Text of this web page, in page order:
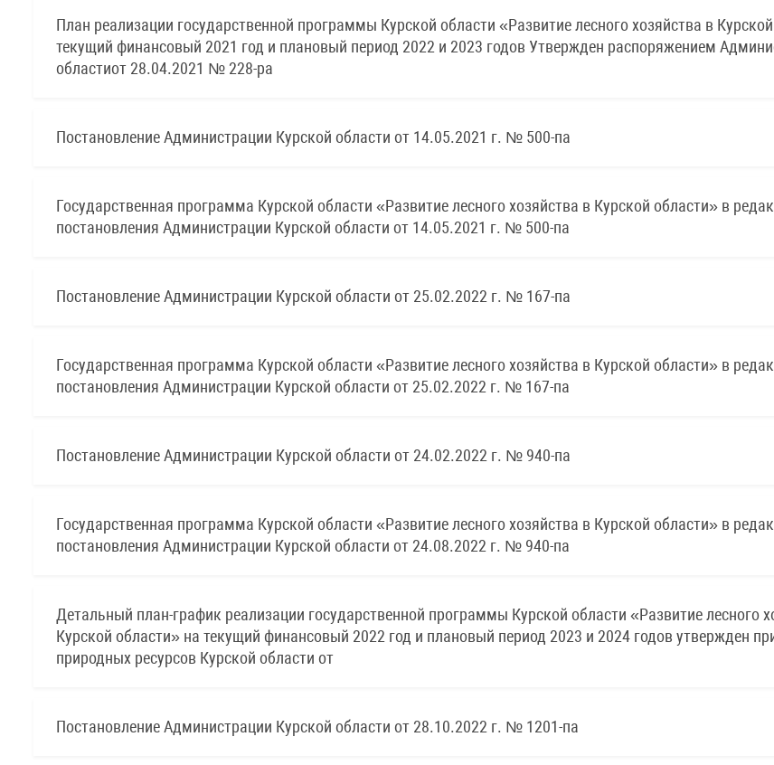
План реализации государственной программы Курской области «Развитие лесного хозяйства в
текущий финансовый 2021 год и плановый период 2022 и 2023 годов Утвержден распоряжением
областиот 28.04.2021 № 228-ра
Постановление Администрации Курской области от 14.05.2021 г. № 500-па
Государственная программа Курской области «Развитие лесного хозяйства в Курской области» в
постановления Администрации Курской области от 14.05.2021 г. № 500-па
Постановление Администрации Курской области от 25.02.2022 г. № 167-па
Государственная программа Курской области «Развитие лесного хозяйства в Курской области» в
постановления Администрации Курской области от 25.02.2022 г. № 167-па
Постановление Администрации Курской области от 24.02.2022 г. № 940-па
Государственная программа Курской области «Развитие лесного хозяйства в Курской области» в
постановления Администрации Курской области от 24.08.2022 г. № 940-па
Детальный план-график реализации государственной программы Курской области «Развитие лесного
Курской области» на текущий финансовый 2022 год и плановый период 2023 и 2024 годов утвержден
природных ресурсов Курской области от
Постановление Администрации Курской области от 28.10.2022 г. № 1201-па